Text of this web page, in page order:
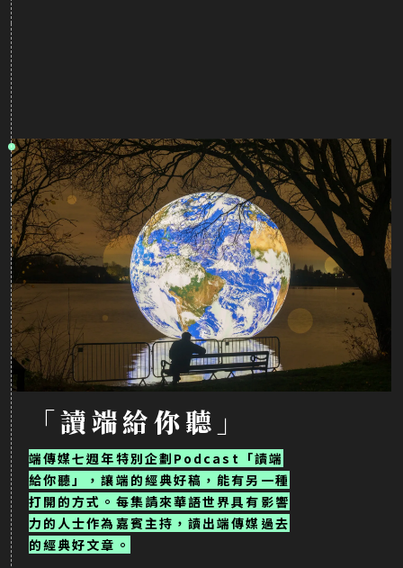
「讀端給你聽」
端傳媒七週年特別企劃Podcast「讀端
給你聽」，讓端的經典好稿，能有另一種
打開的方式。每集請來華語世界具有影響
力的人士作為嘉賓主持，讀出端傳媒過去
的經典好文章。